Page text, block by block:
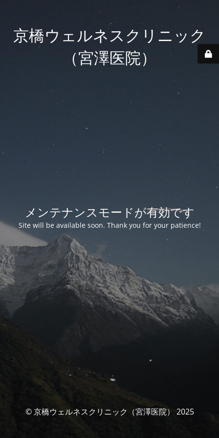
京橋ウェルネスクリニック
（宮澤医院）
メンテナンスモードが有効です
Site will be available soon. Thank you for your patience!
© 京橋ウェルネスクリニック（宮澤医院） 2025